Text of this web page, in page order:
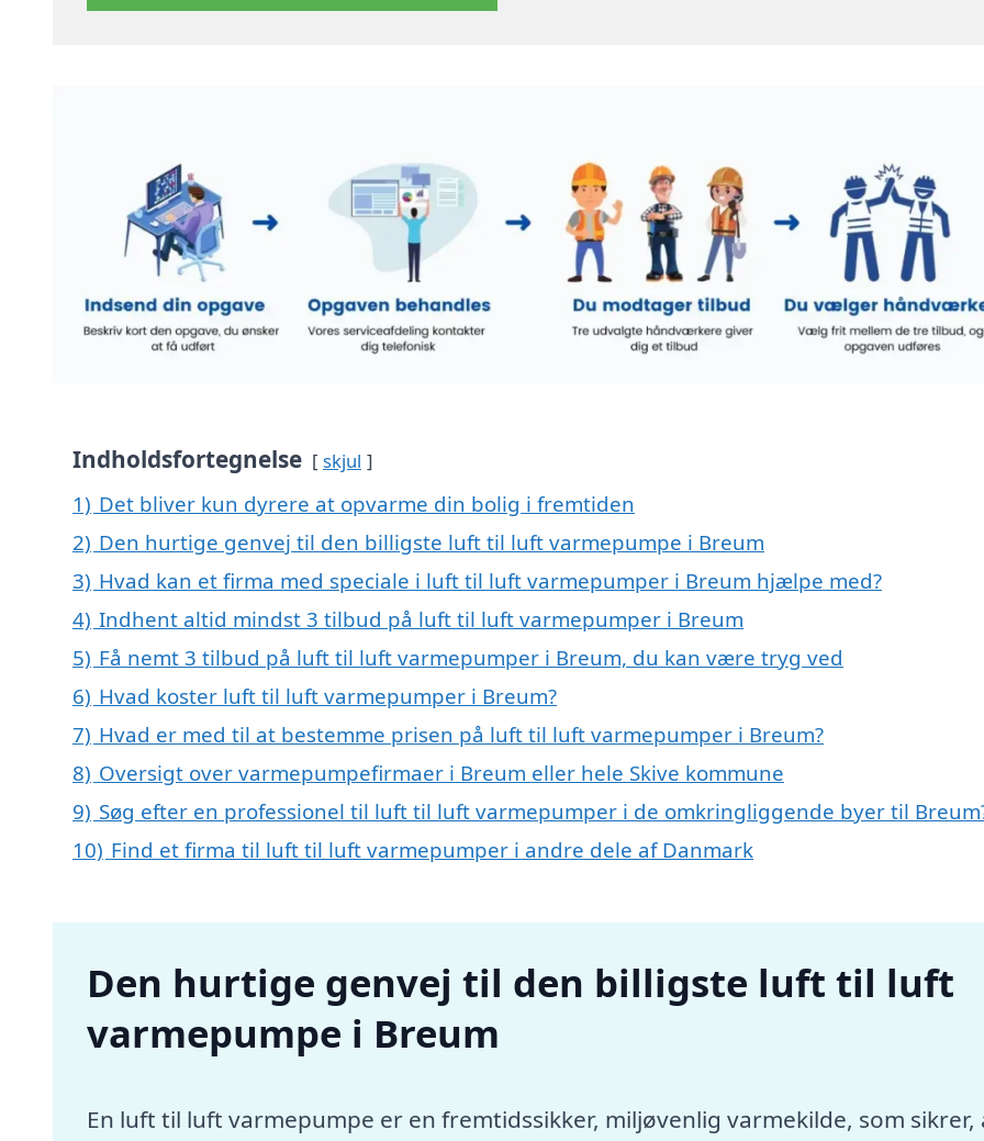
Indholdsfortegnelse skjul
1) Det bliver kun dyrere at opvarme din bolig i fremtiden
2) Den hurtige genvej til den billigste luft til luft varmepumpe i Breum
3) Hvad kan et firma med speciale i luft til luft varmepumper i Breum hjælpe med?
4) Indhent altid mindst 3 tilbud på luft til luft varmepumper i Breum
5) Få nemt 3 tilbud på luft til luft varmepumper i Breum, du kan være tryg ved
6) Hvad koster luft til luft varmepumper i Breum?
7) Hvad er med til at bestemme prisen på luft til luft varmepumper i Breum?
8) Oversigt over varmepumpefirmaer i Breum eller hele Skive kommune
9) Søg efter en professionel til luft til luft varmepumper i de omkringliggende byer til
10) Find et firma til luft til luft varmepumper i andre dele af Danmark
Den hurtige genvej til den billigste luft til luft
varmepumpe i Breum
En luft til luft varmepumpe er en fremtidssikker, miljøvenlig varmekilde, som sikrer,